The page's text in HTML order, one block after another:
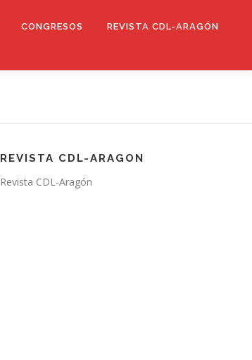
CONGRESOS REVISTA CDL-ARAGÓN
REVISTA CDL-ARAGON
Revista CDL-Aragón